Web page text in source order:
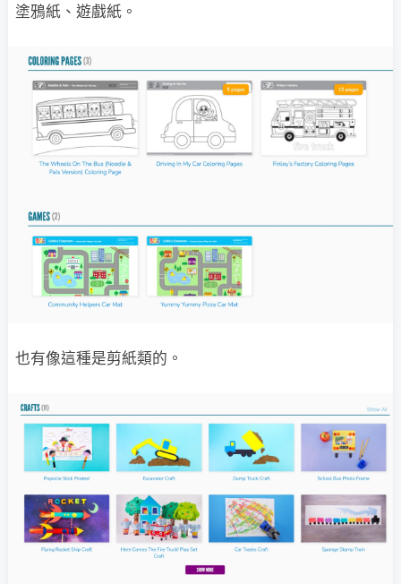
塗鴉紙、遊戲紙。
也有像這種是剪紙類的。